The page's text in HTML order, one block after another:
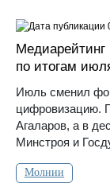
Медиарейтинг
по итогам
Июль сменил
цифровизацию.
Агаларов, а в
Минстроя и
Молнии